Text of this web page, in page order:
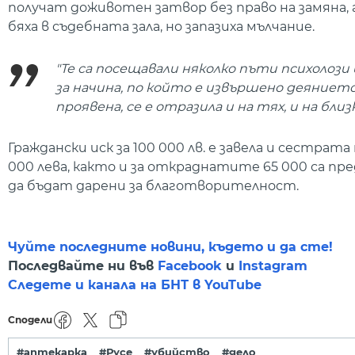
получат доживотен затвор без право на
бяха в съдебната зала, но запазиха мълчание.
"Те са посещавали няколко пъти
за начина, по който е извършено
проявена, се е отразила и на тях, и на
Граждански иск за 100 000 лв. е завела и
000 лева, както и за откраднатите 65 000 са
да бъдат дарени за благотворителност.
Чуйте последните новини, където и да сте!
Последвайте ни във Facebook и Instagram
Следете и канала на БНТ в YouTube
Сподели
#аптекарка #Русе #убийство #дело